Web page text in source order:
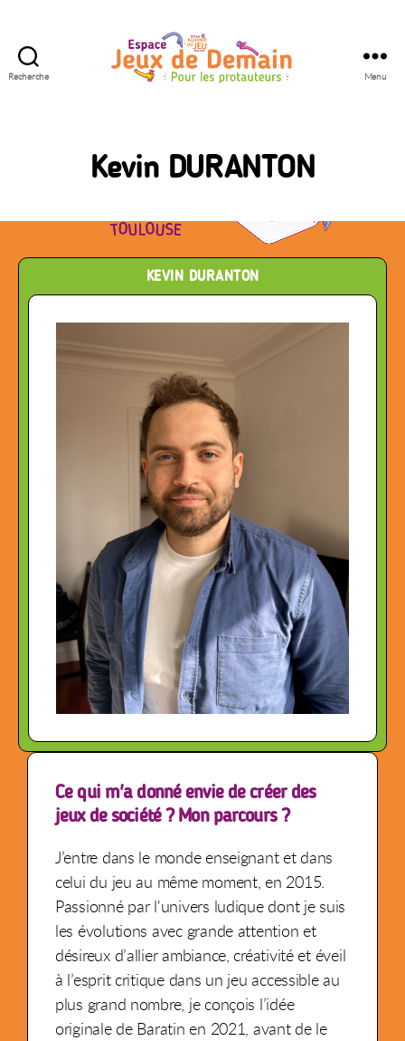
Recherche
Demain
Menu
Kevin DURANTON
KEVIN DURANTON
Ce qui m'a donné envie de créer des
jeux de société ? Mon parcours ?
J’entre dans le monde enseignant et dans
celui du jeu au même moment, en 2015.
Passionné par l'univers ludique dont je suis
les évolutions avec grande attention et
désireux d’allier ambiance, créativité et éveil
à l’esprit critique dans un jeu accessible au
plus grand nombre, je conçois l’idée
originale de Baratin en 2021, avant de le